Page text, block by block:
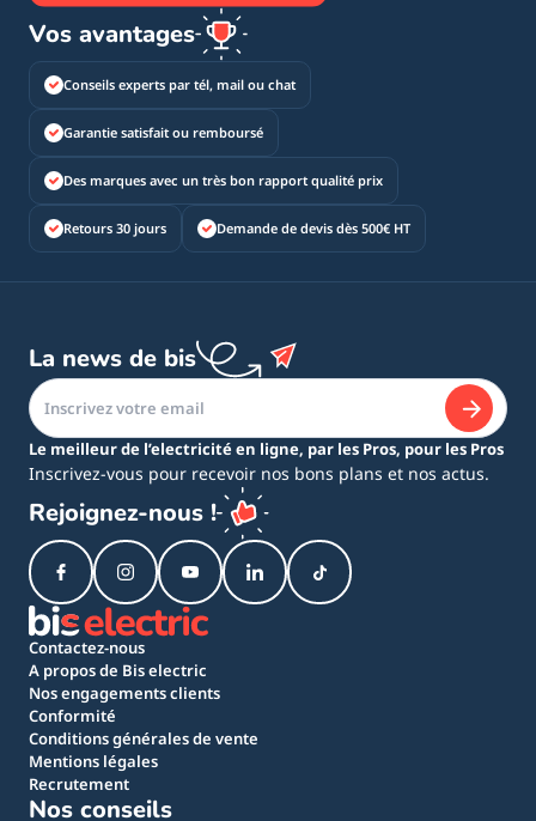
Vos avantages
Conseils experts par tél, mail ou chat
Garantie satisfait ou remboursé
Des marques avec un très bon rapport qualité prix
Retours 30 jours Demande de devis dès 500€ HT
La news de bis
Le meilleur de l’electricité en ligne, par les Pros, pour les Pros
Inscrivez-vous pour recevoir nos bons plans et nos actus.
Rejoignez-nous !
Contactez-nous
A propos de Bis electric
Nos engagements clients
Conformité
Conditions générales de vente
Mentions légales
Recrutement
Nos conseils